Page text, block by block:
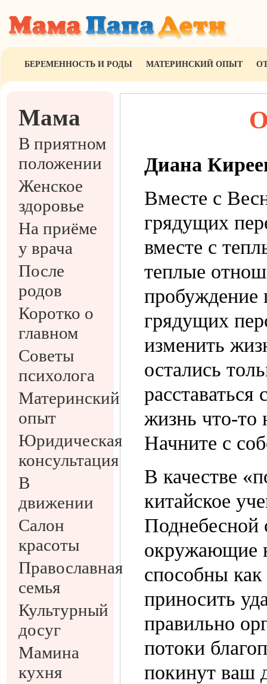
БЕРЕМЕННОСТЬ И РОДЫ МАТЕРИНСКИЙ ОПЫТ
Мама
В приятном
положении
Женское
здоровье
На приёме
у врача
После
родов
Коротко о
главном
Советы
психолога
Материнский
опыт
Юридическая
консультация
В
движении
Салон
красоты
Православная
семья
Культурный
досуг
Мамина
кухня
Диана
Вместе с
грядущих
вместе с
теплые
пробуждение
грядущих
изменить
остались
жизнь что-то
Начните с
В качестве
китайское
Поднебесной
окружающие
способны как
приносить
правильно
потоки
покинут ваш